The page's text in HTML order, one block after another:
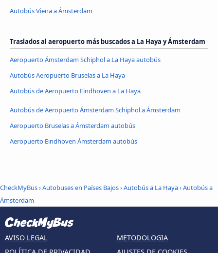
Autobús Viena a Ámsterdam
Traslados al aeropuerto más buscados a La Haya y Ámsterdam
Aeropuerto Ámsterdam Schiphol a La Haya autobús
Autobús Aeropuerto Bruselas a La Haya
Autobús de Aeropuerto Eindhoven a La Haya
Autobús de Aeropuerto Ámsterdam Schiphol a Ámsterdam
Aeropuerto Bruselas a Ámsterdam autobús
Aeropuerto Eindhoven Ámsterdam autobús
CheckMyBus›Autobuses en Países Bajos›Autobús a La Haya›Autobús a
Ámsterdam
AVISO LEGAL
METODOLOGIA